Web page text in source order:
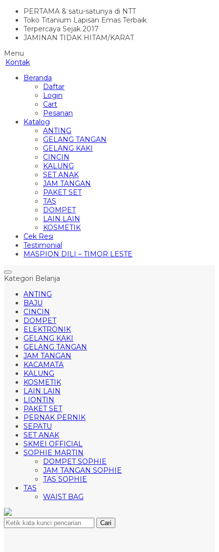
PERTAMA & satu-satunya di NTT
Toko Titanium Lapisan Emas Terbaik
Terpercaya Sejak 2017
JAMINAN TIDAK HITAM/KARAT
Menu
Kontak
Beranda
Daftar
Login
Cart
Pesanan
Katalog
ANTING
GELANG TANGAN
GELANG KAKI
CINCIN
KALUNG
SET ANAK
JAM TANGAN
PAKET SET
TAS
DOMPET
LAIN LAIN
KOSMETIK
Cek Resi
Testimonial
MASPION DILI – TIMOR LESTE
Kategori Belanja
ANTING
BAJU
CINCIN
DOMPET
ELEKTRONIK
GELANG KAKI
GELANG TANGAN
JAM TANGAN
KACAMATA
KALUNG
KOSMETIK
LAIN LAIN
LIONTIN
PAKET SET
PERNAK PERNIK
SEPATU
SET ANAK
SKMEI OFFICIAL
SOPHIE MARTIN
DOMPET SOPHIE
JAM TANGAN SOPHIE
TAS SOPHIE
TAS
WAIST BAG
Cari